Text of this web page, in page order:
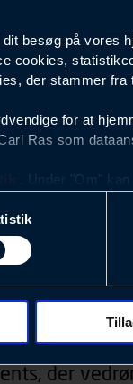
besøg på vores
cookies,
der stammer fra
for at
Ras som
. Under "Om" kan
og
og som
browsertype,
anvendes.
om dit
der